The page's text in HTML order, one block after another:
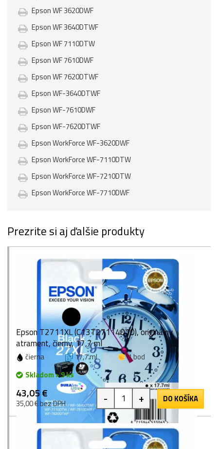
Epson WF 3620DWF
Epson WF 3640DTWF
Epson WF 7110DTW
Epson WF 7610DWF
Epson WF 7620DTWF
Epson WF-3640DTWF
Epson WF-7610DWF
Epson WF-7620DTWF
Epson WorkForce WF-3620DWF
Epson WorkForce WF-7110DTW
Epson WorkForce WF-7210DTW
Epson WorkForce WF-7710DWF
Prezrite si aj ďalšie produkty
Epson T2711XL (C13T27114010), originálny
atrament, čierny, 17,7 ml
čierna 17,7 ml
1 bod
Skladom > 9 ks
43,05 €
35,00 € bez DPH - + DO KOŠÍKA